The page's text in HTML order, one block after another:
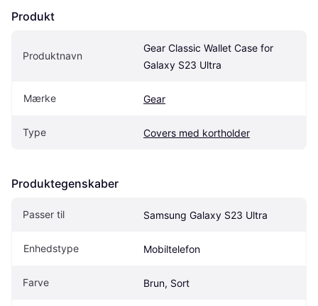
Produkt
Produktnavn
Gear Classic Wallet Case for
Galaxy S23 Ultra
Mærke Gear
Type Covers med kortholder
Produktegenskaber
Passer til Samsung Galaxy S23 Ultra
Enhedstype Mobiltelefon
Farve Brun, Sort